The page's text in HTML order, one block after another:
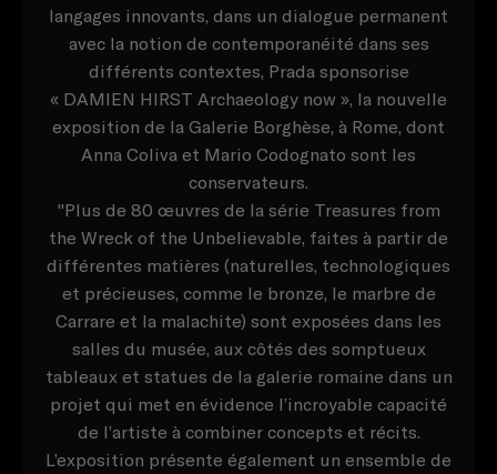
langages innovants, dans un dialogue permanent
avec la notion de contemporanéité dans ses
différents contextes, Prada sponsorise
« DAMIEN HIRST Archaeology now », la nouvelle
exposition de la Galerie Borghèse, à Rome, dont
Anna Coliva et Mario Codognato sont les
conservateurs.
"Plus de 80 œuvres de la série Treasures from
the Wreck of the Unbelievable, faites à partir de
différentes matières (naturelles, technologiques
et précieuses, comme le bronze, le marbre de
Carrare et la malachite) sont exposées dans les
salles du musée, aux côtés des somptueux
tableaux et statues de la galerie romaine dans un
projet qui met en évidence l’incroyable capacité
de l’artiste à combiner concepts et récits.
L’exposition présente également un ensemble de